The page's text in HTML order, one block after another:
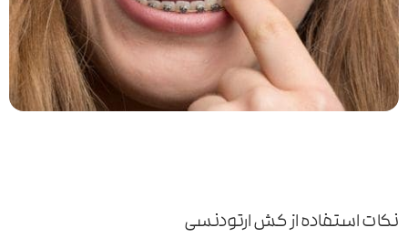
نکات استفاده از کش ارتودنسی